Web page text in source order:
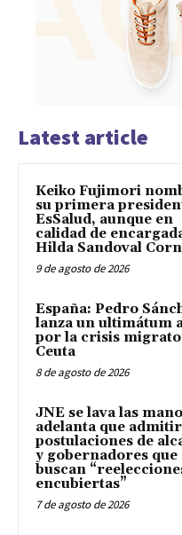
Latest article
Keiko Fujimori
su primera
EsSalud, aunque en
calidad de
Hilda Sandoval
9 de agosto de 2026
España: Pedro
lanza un ultimátum
por la crisis
Ceuta
8 de agosto de 2026
JNE se lava las
adelanta que
postulaciones de
y gobernadores que
buscan
encubiertas”
7 de agosto de 2026